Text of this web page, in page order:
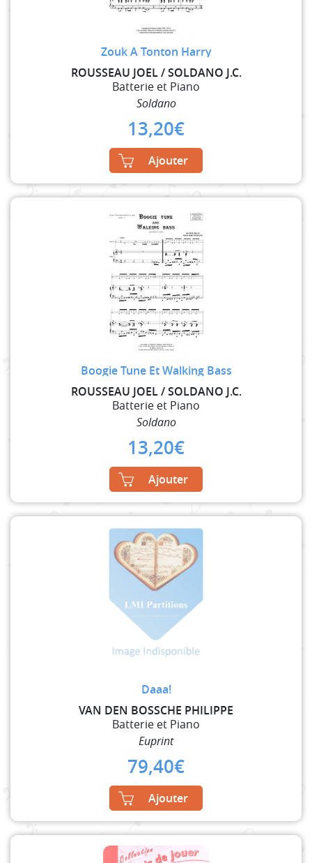
Zouk A Tonton Harry
ROUSSEAU JOEL / SOLDANO J.C.
Batterie et Piano
Soldano
13,20€
Ajouter
Boogie Tune Et Walking Bass
ROUSSEAU JOEL / SOLDANO J.C.
Batterie et Piano
Soldano
13,20€
Ajouter
Daaa!
VAN DEN BOSSCHE PHILIPPE
Batterie et Piano
Euprint
79,40€
Ajouter